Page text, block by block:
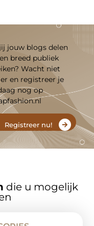
jouw blogs delen
breed publiek
Wacht niet
en registreer je
nog op
Registreer nu!
die u mogelijk